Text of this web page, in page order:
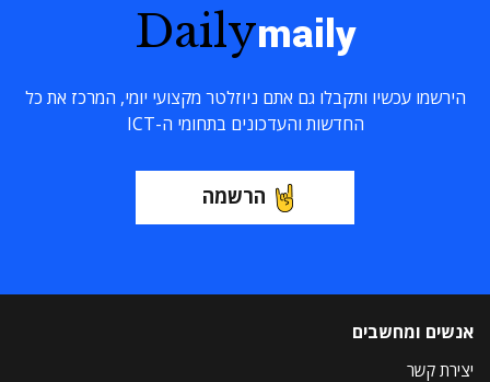
Dailymaily
הירשמו עכשיו ותקבלו גם אתם ניוזלטר מקצועי יומי, המרכז את כל
החדשות והעדכונים בתחומי ה-ICT
הרשמה
אנשים ומחשבים
יצירת קשר